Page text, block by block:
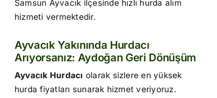
Samsun Ayvacık ilçesinde hızlı hurda alım
hizmeti vermektedir.
Ayvacık Yakınında Hurdacı
Arıyorsanız: Aydoğan Geri Dönüşüm
Ayvacık Hurdacı olarak sizlere en yüksek
hurda fiyatları sunarak hizmet veriyoruz.